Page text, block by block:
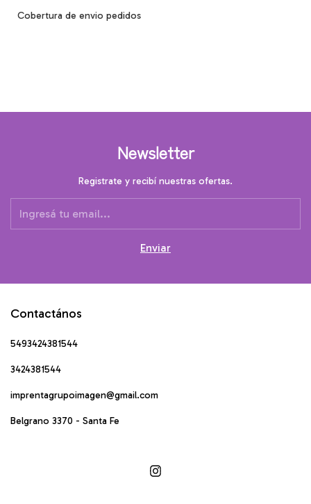
Cobertura de envio pedidos
Newsletter
Registrate y recibí nuestras ofertas.
Contactános
5493424381544
3424381544
imprentagrupoimagen@gmail.com
Belgrano 3370 - Santa Fe